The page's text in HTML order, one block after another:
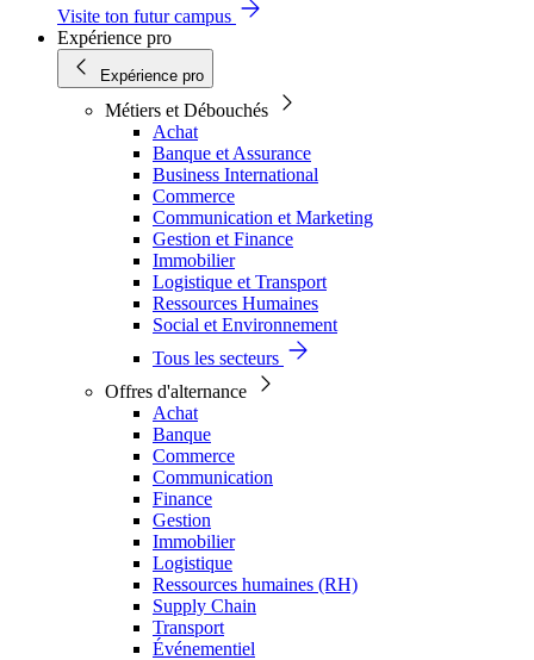
Visite ton futur campus
Expérience pro
Expérience pro
Métiers et Débouchés
Achat
Banque et Assurance
Business International
Commerce
Communication et Marketing
Gestion et Finance
Immobilier
Logistique et Transport
Ressources Humaines
Social et Environnement
Tous les secteurs
Offres d'alternance
Achat
Banque
Commerce
Communication
Finance
Gestion
Immobilier
Logistique
Ressources humaines (RH)
Supply Chain
Transport
Événementiel